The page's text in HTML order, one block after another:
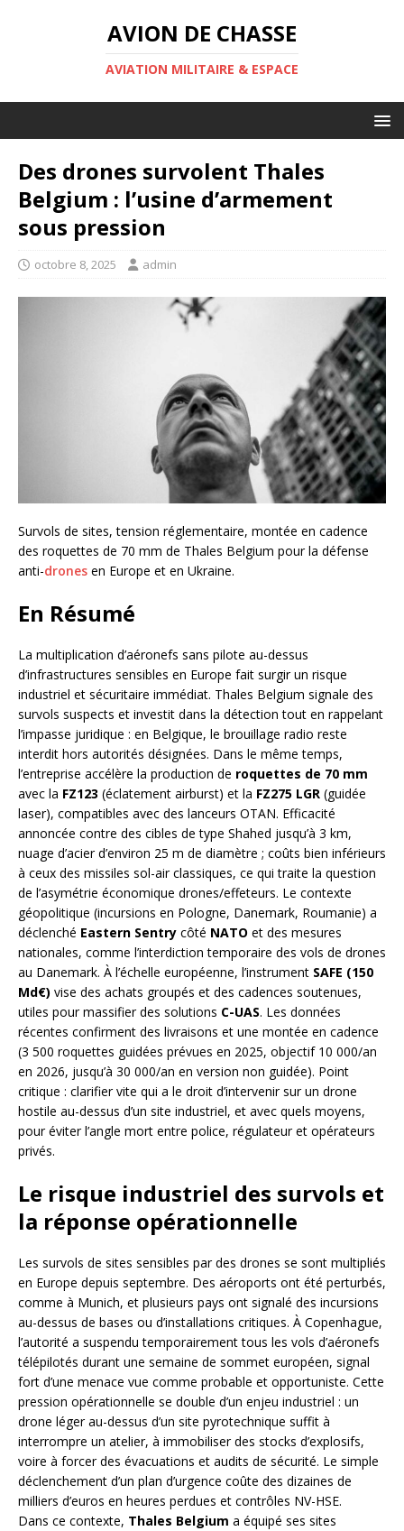
AVION DE CHASSE
AVIATION MILITAIRE & ESPACE
Des drones survolent Thales
Belgium : l’usine d’armement
sous pression
octobre 8, 2025 admin
Survols de sites, tension réglementaire, montée en cadence
des roquettes de 70 mm de Thales Belgium pour la défense
anti-drones en Europe et en Ukraine.
En Résumé
La multiplication d’aéronefs sans pilote au-dessus
d’infrastructures sensibles en Europe fait surgir un risque
industriel et sécuritaire immédiat. Thales Belgium signale des
survols suspects et investit dans la détection tout en rappelant
l’impasse juridique : en Belgique, le brouillage radio reste
interdit hors autorités désignées. Dans le même temps,
l’entreprise accélère la production de roquettes de 70 mm
avec la FZ123 (éclatement airburst) et la FZ275 LGR (guidée
laser), compatibles avec des lanceurs OTAN. Efficacité
annoncée contre des cibles de type Shahed jusqu’à 3 km,
nuage d’acier d’environ 25 m de diamètre ; coûts bien inférieurs
à ceux des missiles sol-air classiques, ce qui traite la question
de l’asymétrie économique drones/effeteurs. Le contexte
géopolitique (incursions en Pologne, Danemark, Roumanie) a
déclenché Eastern Sentry côté NATO et des mesures
nationales, comme l’interdiction temporaire des vols de drones
au Danemark. À l’échelle européenne, l’instrument SAFE (150
Md€) vise des achats groupés et des cadences soutenues,
utiles pour massifier des solutions C-UAS. Les données
récentes confirment des livraisons et une montée en cadence
(3 500 roquettes guidées prévues en 2025, objectif 10 000/an
en 2026, jusqu’à 30 000/an en version non guidée). Point
critique : clarifier vite qui a le droit d’intervenir sur un drone
hostile au-dessus d’un site industriel, et avec quels moyens,
pour éviter l’angle mort entre police, régulateur et opérateurs
privés.
Le risque industriel des survols et
la réponse opérationnelle
Les survols de sites sensibles par des drones se sont multipliés
en Europe depuis septembre. Des aéroports ont été perturbés,
comme à Munich, et plusieurs pays ont signalé des incursions
au-dessus de bases ou d’installations critiques. À Copenhague,
l’autorité a suspendu temporairement tous les vols d’aéronefs
télépilotés durant une semaine de sommet européen, signal
fort d’une menace vue comme probable et opportuniste. Cette
pression opérationnelle se double d’un enjeu industriel : un
drone léger au-dessus d’un site pyrotechnique suffit à
interrompre un atelier, à immobiliser des stocks d’explosifs,
voire à forcer des évacuations et audits de sécurité. Le simple
déclenchement d’un plan d’urgence coûte des dizaines de
milliers d’euros en heures perdues et contrôles NV-HSE.
Dans ce contexte, Thales Belgium a équipé ses sites